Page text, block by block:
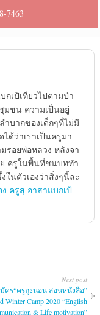
7463
เป้เที่ยวไปตามป่า
มชน ความเป็นอยู่
บากของเด็กๆที่ไม่มี
ด้ว่าเราเป็นครูมา
รอยพ่อหลวง หลังจา
ครูในพื้นที่ชนบททำ
นตัวเองว่าสิ่งๆนี้ละ
ครูสุ อาสาแบกเป้
Next post
คร“ครูถุงนอน สอนหนังสือ”
Winter Camp 2020 “English
& Life motivation”